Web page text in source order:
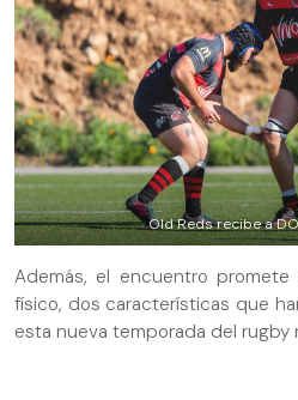
Old Reds recibe a
Además, el encuentro
físico, dos características que
esta nueva temporada del rugby